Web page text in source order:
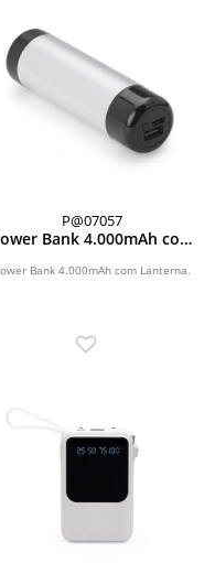
P@07057
Bank 4.000mAh com
Bank 4.000mAh com Lanterna.